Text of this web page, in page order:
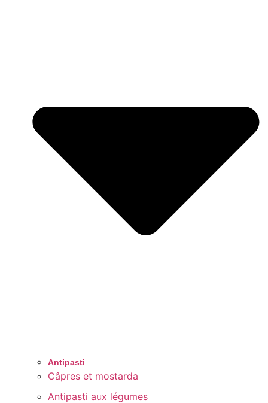
Antipasti
Câpres et mostarda
Antipasti aux légumes